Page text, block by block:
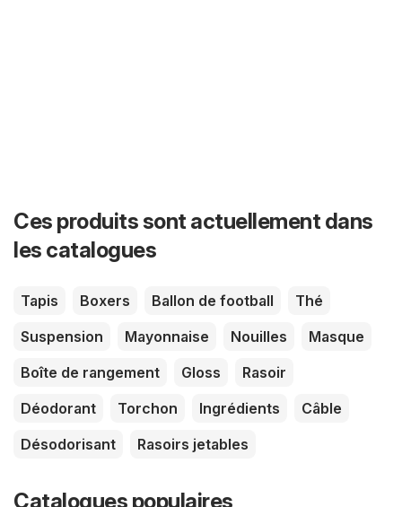
Ces produits sont actuellement dans
les catalogues
Tapis Boxers Ballon de football
Thé
Suspension
Mayonnaise Nouilles
Masque
Boîte de rangement
Gloss
Rasoir
Déodorant
Torchon Ingrédients
Câble
Désodorisant
Rasoirs jetables
Catalogues populaires